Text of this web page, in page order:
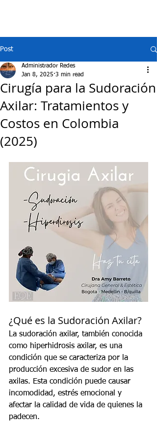
Post
Cirugía para la Sudoración
Axilar: Tratamientos y
Costos en Colombia
(2025)
Administrador Redes
Jan 8, 2025 3 min read
¿Qué es la Sudoración Axilar?
La sudoración axilar, también conocida
como hiperhidrosis axilar, es una
condición que se caracteriza por la
producción excesiva de sudor en las
axilas. Esta condición puede causar
incomodidad, estrés emocional y
afectar la calidad de vida de quienes la
padecen.